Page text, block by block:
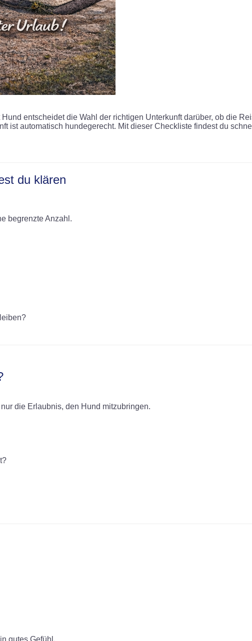
entscheidet die Wahl der richtigen Unterkunft darüber, ob die
ist automatisch hundegerecht. Mit dieser Checkliste findest du
du klären
begrenzte Anzahl.
die Erlaubnis, den Hund mitzubringen.
gutes Gefühl.